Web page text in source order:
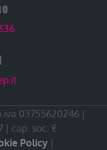
03755620246 |
| cap. soc. €
Policy |